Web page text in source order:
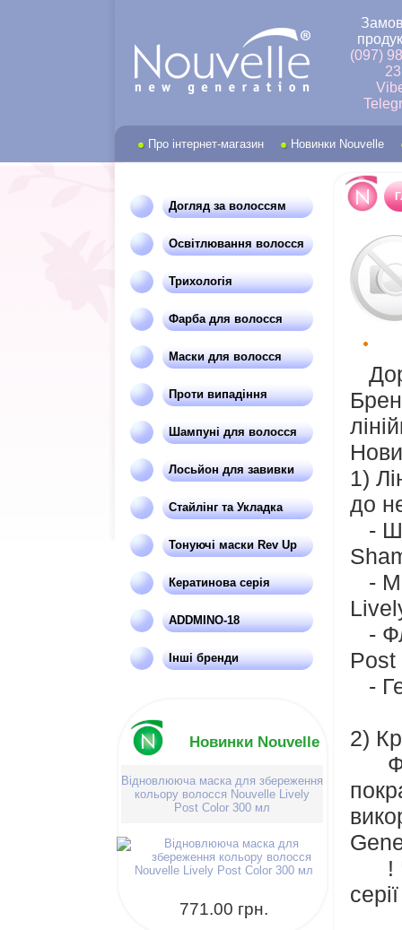
(097)
23
Про інтернет-магазин Новинки Nouvelle
Догляд за волоссям
Освітлювання волосся
Трихологія
Фарба для волосся
Маски для волосся
Проти випадіння
Шампуні для волосся
Лосьйон для завивки
Стайлінг та Укладка
Тонуючі маски Rev Up
Кератинова серія
ADDMINO-18
Інші бренди
Новинки Nouvelle
Відновлююча маска для збереження
кольору волосся Nouvelle Lively
Post Color 300 мл
771.00 грн.
1)
до
-
-
-
-
2)
!